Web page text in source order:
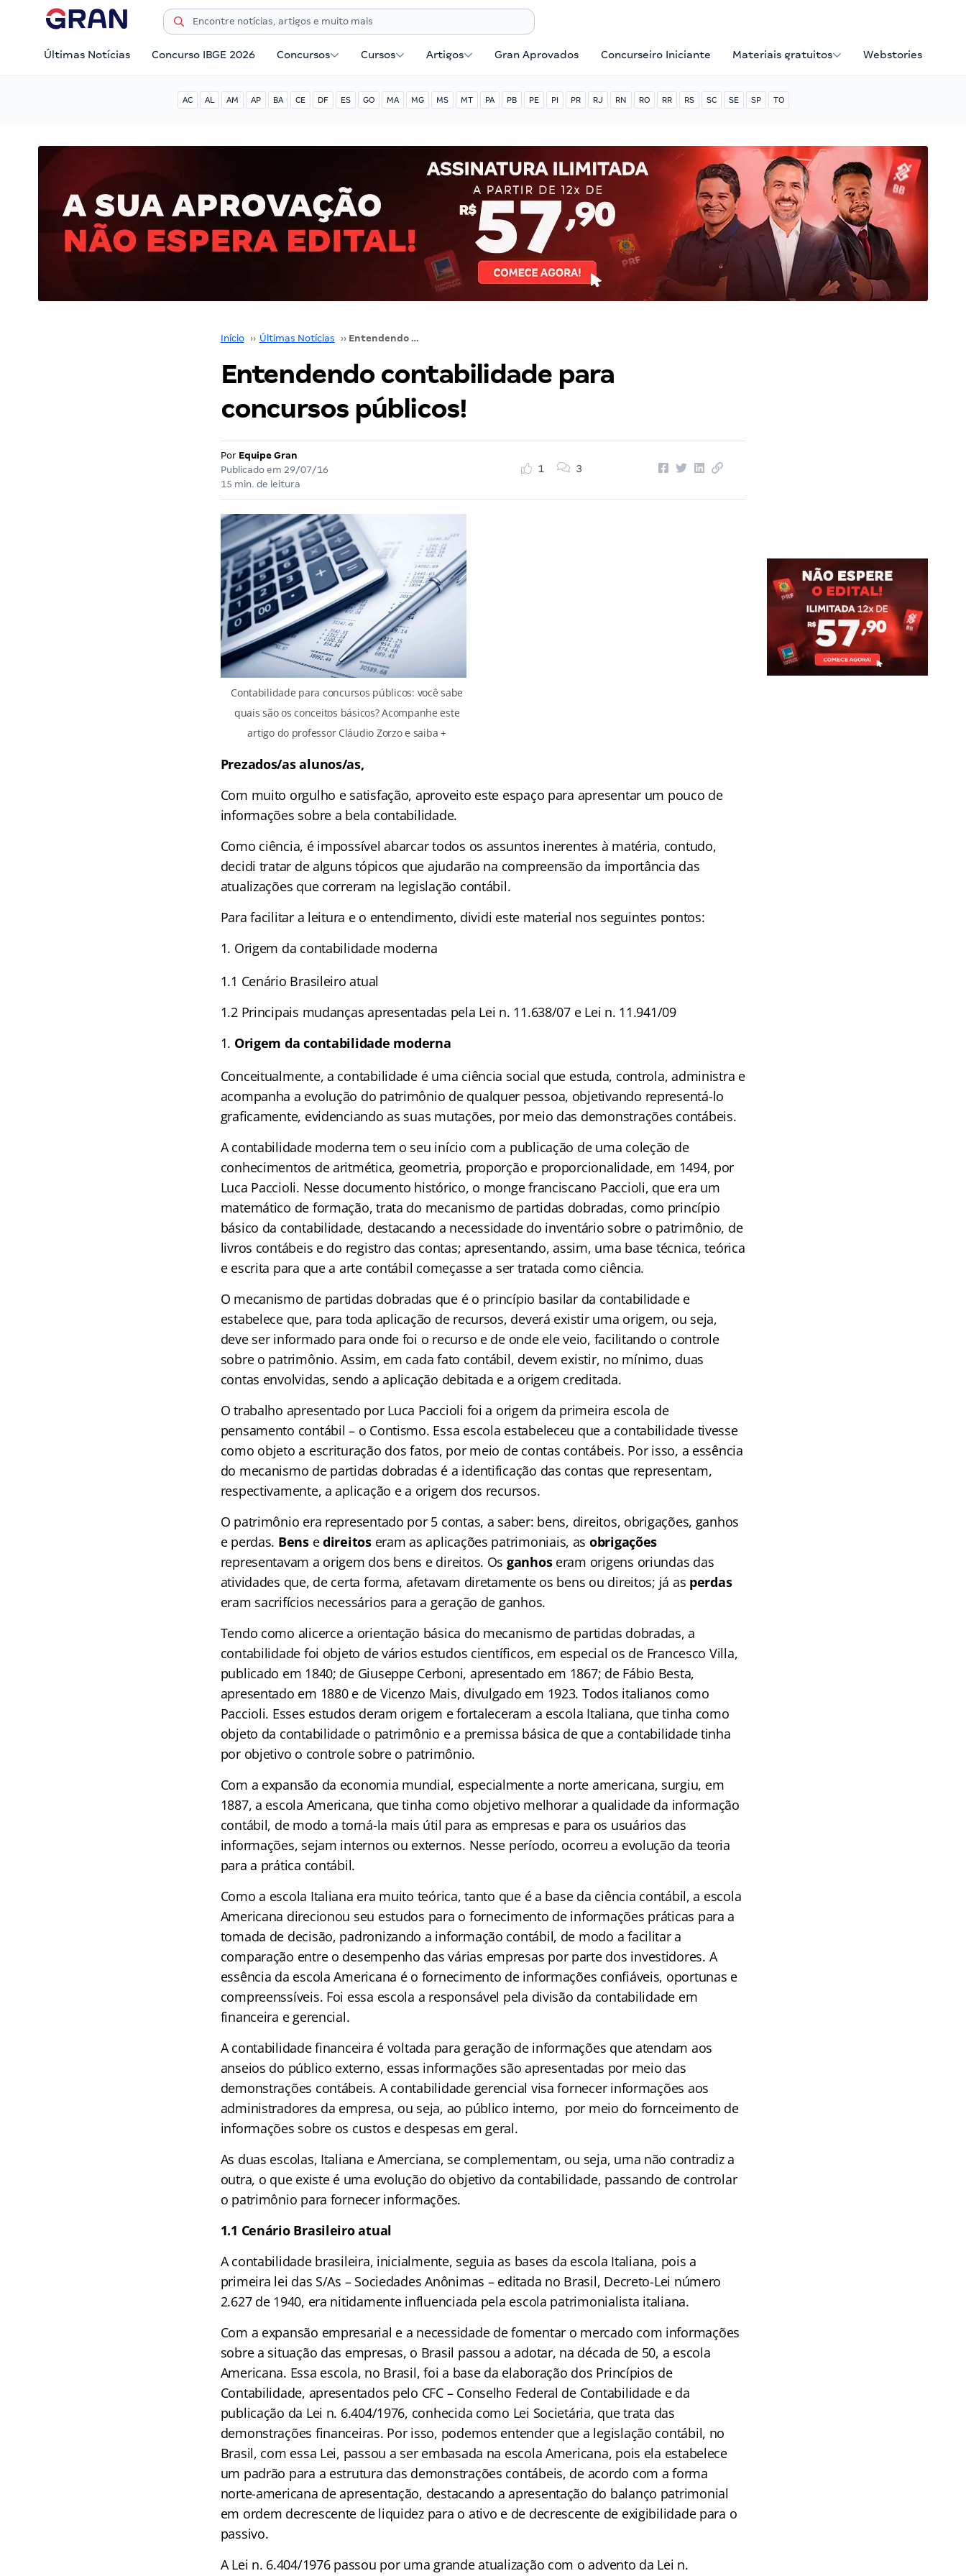
Últimas Notícias Concurso IBGE 2026 Concursos Cursos Artigos Gran Aprovados Concurseiro Iniciante Materiais gratuitos Webstories
AC AL AM AP BA CE DF ES GO MA MG MS MT PA PB PE PI PR RJ RN RO RR RS SC SE SP TO
Início ›› Últimas Notícias ›› Entendendo contabilidade para concursos públicos!
Entendendo contabilidade para
concursos públicos!
Por Equipe Gran
Publicado em 29/07/16
15 min. de leitura
1 3
Contabilidade para concursos públicos: você sabe
quais são os conceitos básicos? Acompanhe este
artigo do professor Cláudio Zorzo e saiba +
Prezados/as alunos/as,
Com muito orgulho e satisfação, aproveito este espaço para apresentar um pouco de
informações sobre a bela contabilidade.
Como ciência, é impossível abarcar todos os assuntos inerentes à matéria, contudo,
decidi tratar de alguns tópicos que ajudarão na compreensão da importância das
atualizações que correram na legislação contábil.
Para facilitar a leitura e o entendimento, dividi este material nos seguintes pontos:
Origem da contabilidade moderna
1.1 Cenário Brasileiro atual
1.2 Principais mudanças apresentadas pela Lei n. 11.638/07 e Lei n. 11.941/09
Origem da contabilidade moderna
Conceitualmente, a contabilidade é uma ciência social que estuda, controla, administra e
acompanha a evolução do patrimônio de qualquer pessoa, objetivando representá-lo
graficamente, evidenciando as suas mutações, por meio das demonstrações contábeis.
A contabilidade moderna tem o seu início com a publicação de uma coleção de
conhecimentos de aritmética, geometria, proporção e proporcionalidade, em 1494, por
Luca Paccioli. Nesse documento histórico, o monge franciscano Paccioli, que era um
matemático de formação, trata do mecanismo de partidas dobradas, como princípio
básico da contabilidade, destacando a necessidade do inventário sobre o patrimônio, de
livros contábeis e do registro das contas; apresentando, assim, uma base técnica, teórica
e escrita para que a arte contábil começasse a ser tratada como ciência.
O mecanismo de partidas dobradas que é o princípio basilar da contabilidade e
estabelece que, para toda aplicação de recursos, deverá existir uma origem, ou seja,
deve ser informado para onde foi o recurso e de onde ele veio, facilitando o controle
sobre o patrimônio. Assim, em cada fato contábil, devem existir, no mínimo, duas
contas envolvidas, sendo a aplicação debitada e a origem creditada.
O trabalho apresentado por Luca Paccioli foi a origem da primeira escola de
pensamento contábil – o Contismo. Essa escola estabeleceu que a contabilidade tivesse
como objeto a escrituração dos fatos, por meio de contas contábeis. Por isso, a essência
do mecanismo de partidas dobradas é a identificação das contas que representam,
respectivamente, a aplicação e a origem dos recursos.
O patrimônio era representado por 5 contas, a saber: bens, direitos, obrigações, ganhos
e perdas. Bensedireitoseram as aplicações patrimoniais, as obrigações
representavam a origem dos bens e direitos. Os ganhoseram origens oriundas das
atividades que, de certa forma, afetavam diretamente os bens ou direitos; já as perdas
eram sacrifícios necessários para a geração de ganhos.
Tendo como alicerce a orientação básica do mecanismo de partidas dobradas, a
contabilidade foi objeto de vários estudos científicos, em especial os de Francesco Villa,
publicado em 1840; de Giuseppe Cerboni, apresentado em 1867; de Fábio Besta,
apresentado em 1880 e de Vicenzo Mais, divulgado em 1923. Todos italianos como
Paccioli. Esses estudos deram origem e fortaleceram a escola Italiana, que tinha como
objeto da contabilidade o patrimônio e a premissa básica de que a contabilidade tinha
por objetivo o controle sobre o patrimônio.
Com a expansão da economia mundial, especialmente a norte americana, surgiu, em
1887, a escola Americana, que tinha como objetivo melhorar a qualidade da informação
contábil, de modo a torná-la mais útil para as empresas e para os usuários das
informações, sejam internos ou externos. Nesse período, ocorreu a evolução da teoria
para a prática contábil.
Como a escola Italiana era muito teórica, tanto que é a base da ciência contábil, a escola
Americana direcionou seu estudos para o fornecimento de informações práticas para a
tomada de decisão, padronizando a informação contábil, de modo a facilitar a
comparação entre o desempenho das várias empresas por parte dos investidores. A
essência da escola Americana é o fornecimento de informações confiáveis, oportunas e
compreenssíveis. Foi essa escola a responsável pela divisão da contabilidade em
financeira e gerencial.
A contabilidade financeira é voltada para geração de informações que atendam aos
anseios do público externo, essas informações são apresentadas por meio das
demonstrações contábeis. A contabilidade gerencial visa fornecer informações aos
administradores da empresa, ou seja, ao público interno, por meio do fornceimento de
informações sobre os custos e despesas em geral.
As duas escolas, Italiana e Amerciana, se complementam, ou seja, uma não contradiz a
outra, o que existe é uma evolução do objetivo da contabilidade, passando de controlar
o patrimônio para fornecer informações.
1.1 Cenário Brasileiro atual
A contabilidade brasileira, inicialmente, seguia as bases da escola Italiana, pois a
primeira lei das S/As – Sociedades Anônimas – editada no Brasil, Decreto-Lei número
2.627 de 1940, era nitidamente influenciada pela escola patrimonialista italiana.
Com a expansão empresarial e a necessidade de fomentar o mercado com informações
sobre a situação das empresas, o Brasil passou a adotar, na década de 50, a escola
Americana. Essa escola, no Brasil, foi a base da elaboração dos Princípios de
Contabilidade, apresentados pelo CFC – Conselho Federal de Contabilidade e da
publicação da Lei n. 6.404/1976, conhecida como Lei Societária, que trata das
demonstrações financeiras. Por isso, podemos entender que a legislação contábil, no
Brasil, com essa Lei, passou a ser embasada na escola Americana, pois ela estabelece
um padrão para a estrutura das demonstrações contábeis, de acordo com a forma
norte-americana de apresentação, destacando a apresentação do balanço patrimonial
em ordem decrescente de liquidez para o ativo e de decrescente de exigibilidade para o
passivo.
A Lei n. 6.404/1976 passou por uma grande atualização com o advento da Lei n.